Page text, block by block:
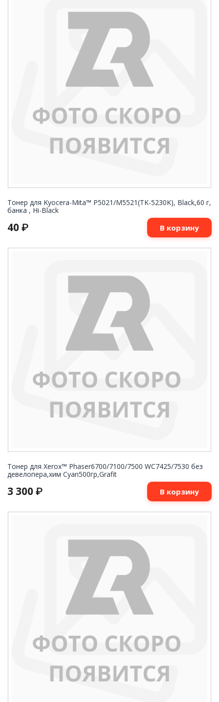
Тонер для Kyocera-Mita™ P5021/M5521(TK-5230K), Black,60 г,
банка , Hi-Black
40 ₽ В корзину
Тонер для Xerox™ Phaser6700/7100/7500 WC7425/7530 без
девелопера,хим Cyan500гр,Grafit
3 300 ₽ В корзину